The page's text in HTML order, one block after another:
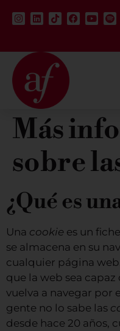
Más
sobre
¿Qué es
Una cookie es un
se almacena en su
cualquier página
que la web sea
vuelva a navegar por
gente no lo sabe las
desde hace 20 años,